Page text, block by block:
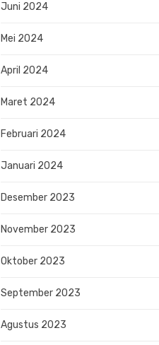
Juni 2024
Mei 2024
April 2024
Maret 2024
Februari 2024
Januari 2024
Desember 2023
November 2023
Oktober 2023
September 2023
Agustus 2023